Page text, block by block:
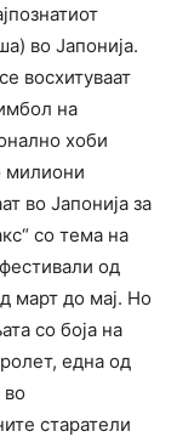
во Јапонија.
восхитуваат
на
хоби
милиони
во Јапонија за
со тема на
од
март до мај. Но
со боја на
една од
во
старатели